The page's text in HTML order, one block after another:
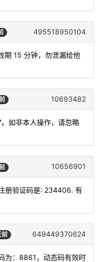
495518950104
期 15 分钟，勿泄漏给他
10693482
如非本人操作，请忽略
10656901
册验证码是: 234406. 有
前 649449370624
为：8861，动态码有效时